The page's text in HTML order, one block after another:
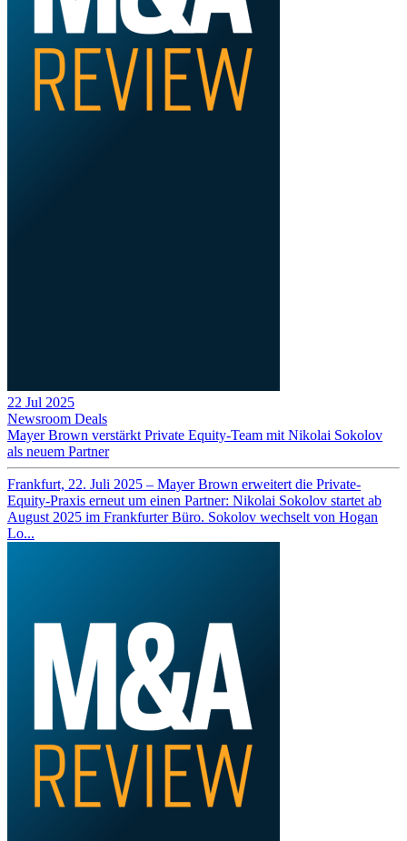
22 Jul 2025
Newsroom Deals
Mayer Brown verstärkt Private Equity-Team mit Nikolai Sokolov
als neuem Partner
Frankfurt, 22. Juli 2025 – Mayer Brown erweitert die Private-
Equity-Praxis erneut um einen Partner: Nikolai Sokolov startet ab
August 2025 im Frankfurter Büro. Sokolov wechselt von Hogan
Lo...